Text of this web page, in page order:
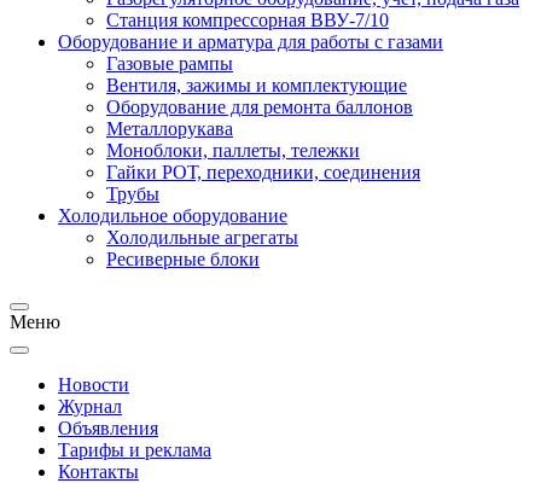
Станция компрессорная ВВУ-7/10
Оборудование и арматура для работы с газами
Газовые рампы
Вентиля, зажимы и комплектующие
Оборудование для ремонта баллонов
Металлорукава
Моноблоки, паллеты, тележки
Гайки РОТ, переходники, соединения
Трубы
Холодильное оборудование
Холодильные агрегаты
Ресиверные блоки
Меню
Новости
Журнал
Объявления
Тарифы и реклама
Контакты